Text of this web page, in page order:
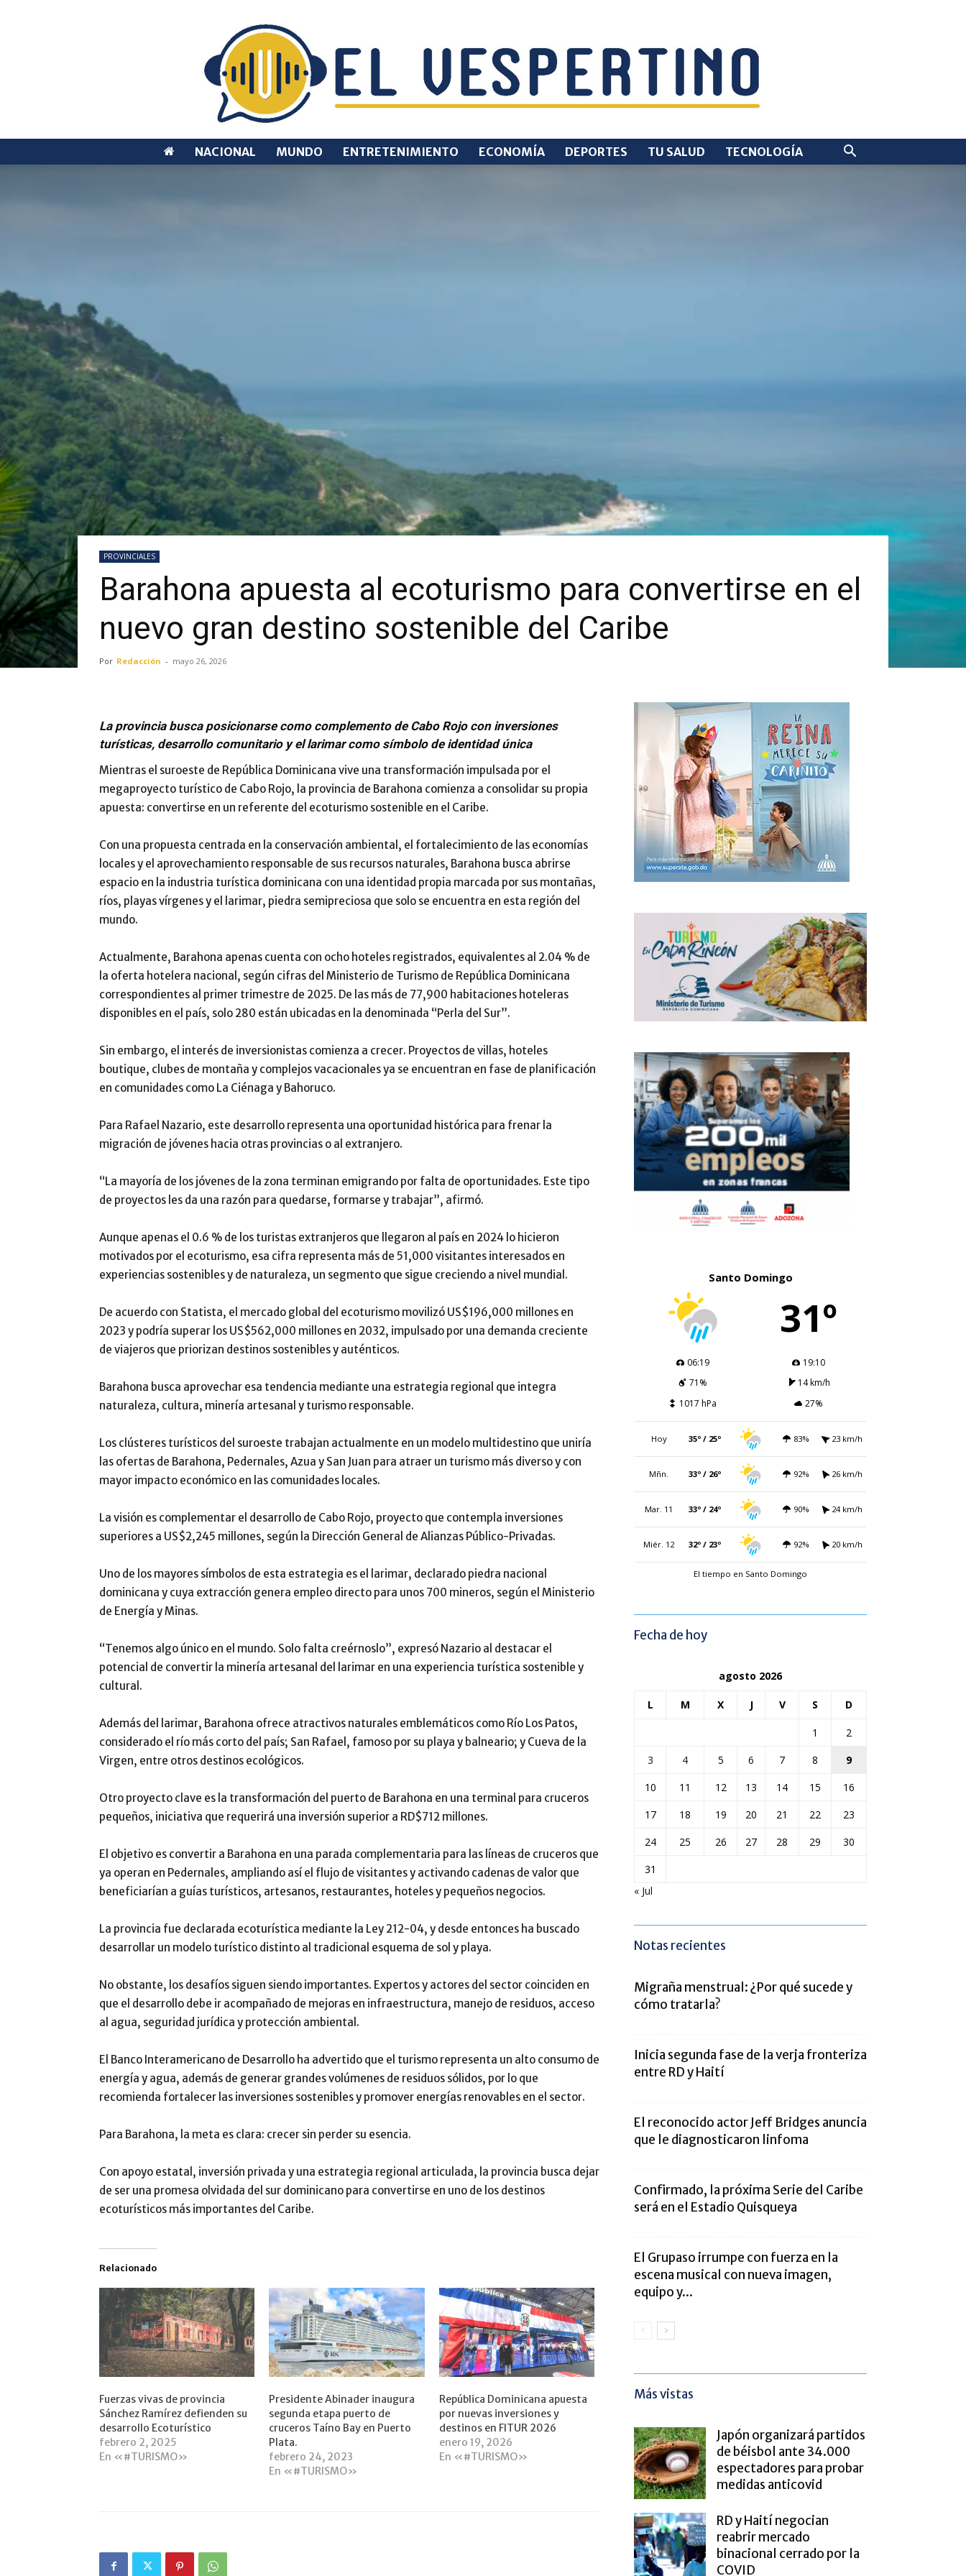
NACIONAL MUNDO ENTRETENIMIENTO ECONOMÍA DEPORTES TU SALUD TECNOLOGÍA
PROVINCIALES
Barahona apuesta al ecoturismo para convertirse en el
nuevo gran destino sostenible del Caribe
Por Redacción - mayo 26, 2026
La provincia busca posicionarse como complemento de Cabo Rojo con inversiones
turísticas, desarrollo comunitario y el larimar como símbolo de identidad única
Mientras el suroeste de República Dominicana vive una transformación impulsada por el
megaproyecto turístico de Cabo Rojo, la provincia de Barahona comienza a consolidar su propia
apuesta: convertirse en un referente del ecoturismo sostenible en el Caribe.
Con una propuesta centrada en la conservación ambiental, el fortalecimiento de las economías
locales y el aprovechamiento responsable de sus recursos naturales, Barahona busca abrirse
espacio en la industria turística dominicana con una identidad propia marcada por sus montañas,
ríos, playas vírgenes y el larimar, piedra semipreciosa que solo se encuentra en esta región del
mundo.
Actualmente, Barahona apenas cuenta con ocho hoteles registrados, equivalentes al 2.04 % de
la oferta hotelera nacional, según cifras del Ministerio de Turismo de República Dominicana
correspondientes al primer trimestre de 2025. De las más de 77,900 habitaciones hoteleras
disponibles en el país, solo 280 están ubicadas en la denominada “Perla del Sur”.
Sin embargo, el interés de inversionistas comienza a crecer. Proyectos de villas, hoteles
boutique, clubes de montaña y complejos vacacionales ya se encuentran en fase de planificación
en comunidades como La Ciénaga y Bahoruco.
Para Rafael Nazario, este desarrollo representa una oportunidad histórica para frenar la
migración de jóvenes hacia otras provincias o al extranjero.
“La mayoría de los jóvenes de la zona terminan emigrando por falta de oportunidades. Este tipo
de proyectos les da una razón para quedarse, formarse y trabajar”, afirmó.
Aunque apenas el 0.6 % de los turistas extranjeros que llegaron al país en 2024 lo hicieron
motivados por el ecoturismo, esa cifra representa más de 51,000 visitantes interesados en
experiencias sostenibles y de naturaleza, un segmento que sigue creciendo a nivel mundial.
De acuerdo con Statista, el mercado global del ecoturismo movilizó US$196,000 millones en
2023 y podría superar los US$562,000 millones en 2032, impulsado por una demanda creciente
de viajeros que priorizan destinos sostenibles y auténticos.
Barahona busca aprovechar esa tendencia mediante una estrategia regional que integra
naturaleza, cultura, minería artesanal y turismo responsable.
Los clústeres turísticos del suroeste trabajan actualmente en un modelo multidestino que uniría
las ofertas de Barahona, Pedernales, Azua y San Juan para atraer un turismo más diverso y con
mayor impacto económico en las comunidades locales.
La visión es complementar el desarrollo de Cabo Rojo, proyecto que contempla inversiones
superiores a US$2,245 millones, según la Dirección General de Alianzas Público-Privadas.
Uno de los mayores símbolos de esta estrategia es el larimar, declarado piedra nacional
dominicana y cuya extracción genera empleo directo para unos 700 mineros, según el Ministerio
de Energía y Minas.
“Tenemos algo único en el mundo. Solo falta creérnoslo”, expresó Nazario al destacar el
potencial de convertir la minería artesanal del larimar en una experiencia turística sostenible y
cultural.
Además del larimar, Barahona ofrece atractivos naturales emblemáticos como Río Los Patos,
considerado el río más corto del país; San Rafael , famoso por su playa y balneario; y Cueva de la
Virgen, entre otros destinos ecológicos.
Otro proyecto clave es la transformación del puerto de Barahona en una terminal para cruceros
pequeños, iniciativa que requerirá una inversión superior a RD$712 millones.
El objetivo es convertir a Barahona en una parada complementaria para las líneas de cruceros que
ya operan en Pedernales, ampliando así el flujo de visitantes y activando cadenas de valor que
beneficiarían a guías turísticos, artesanos, restaurantes, hoteles y pequeños negocios.
La provincia fue declarada ecoturística mediante la Ley 212-04, y desde entonces ha buscado
desarrollar un modelo turístico distinto al tradicional esquema de sol y playa.
No obstante, los desafíos siguen siendo importantes. Expertos y actores del sector coinciden en
que el desarrollo debe ir acompañado de mejoras en infraestructura, manejo de residuos, acceso
al agua, seguridad jurídica y protección ambiental.
El Banco Interamericano de Desarrollo ha advertido que el turismo representa un alto consumo de
energía y agua, además de generar grandes volúmenes de residuos sólidos, por lo que
recomienda fortalecer las inversiones sostenibles y promover energías renovables en el sector.
Para Barahona, la meta es clara: crecer sin perder su esencia.
Con apoyo estatal, inversión privada y una estrategia regional articulada, la provincia busca dejar
de ser una promesa olvidada del sur dominicano para convertirse en uno de los destinos
ecoturísticos más importantes del Caribe.
Relacionado
Fuerzas vivas de provincia
Sánchez Ramírez defienden su
desarrollo Ecoturístico
febrero 2, 2025
En «#TURISMO»
Presidente Abinader inaugura
segunda etapa puerto de
cruceros Taíno Bay en Puerto
Plata.
febrero 24, 2023
En «#TURISMO»
República Dominicana apuesta
por nuevas inversiones y
destinos en FITUR 2026
enero 19, 2026
En «#TURISMO»
Santo Domingo
31º
06:19
19:10
71%
14 km/h
1017 hPa
27%
Hoy 35º / 25º 83% 23 km/h
Mñn. 33º / 26º 92% 26 km/h
Mar. 11 33º / 24º 90% 24 km/h
Miér. 12 32º / 23º 92% 20 km/h
El tiempo en Santo Domingo
Fecha de hoy
agosto 2026
L M X J V S D
1
2
3
4 5 6 7 8
9
10
11 12 13 14 15
16
17
18 19 20 21 22
23
24
25 26 27 28 29
30
31
« Jul
Notas recientes
Migraña menstrual: ¿Por qué sucede y
cómo tratarla?
Inicia segunda fase de la verja fronteriza
entre RD y Haití
El reconocido actor Jeff Bridges anuncia
que le diagnosticaron linfoma
Confirmado, la próxima Serie del Caribe
será en el Estadio Quisqueya
El Grupaso irrumpe con fuerza en la
escena musical con nueva imagen,
equipo y...
Más vistas
Japón organizará partidos
de béisbol ante 34.000
espectadores para probar
medidas anticovid
RD y Haití negocian
reabrir mercado
binacional cerrado por la
COVID